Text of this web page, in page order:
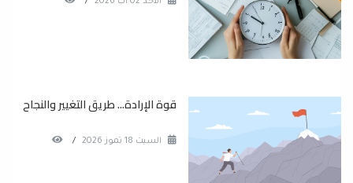
قوة الإرادة... طريق التغيير والنجاح
السبت 18 تموز 2026 /